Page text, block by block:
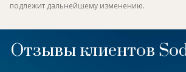
подлежит дальнейшему изменению.
Отзывы клиентов